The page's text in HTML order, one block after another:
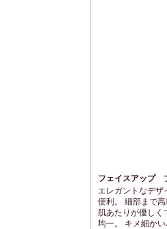
フェイスアップ
エレガントなデザ
便利。 細部まで
肌あたりが優しく
均一。 キメ細か